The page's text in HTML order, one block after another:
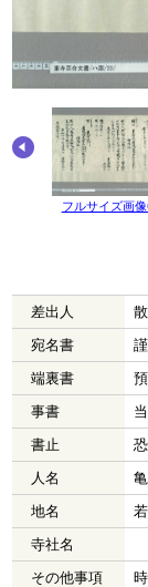
フルサイズ画
差出人
宛名書
端裏書
事書
書止
人名
地名
寺社名
その他事項